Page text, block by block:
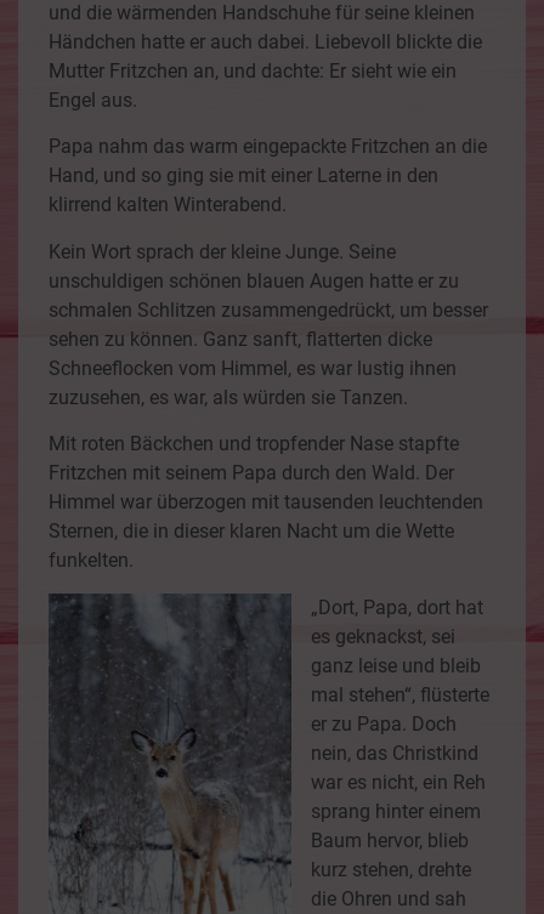
und die wärmenden Handschuhe für seine kleinen
Händchen hatte er auch dabei. Liebevoll blickte die
Mutter Fritzchen an, und dachte: Er sieht wie ein
Engel aus.
Papa nahm das warm eingepackte Fritzchen an die
Hand, und so ging sie mit einer Laterne in den
klirrend kalten Winterabend.
Kein Wort sprach der kleine Junge. Seine
unschuldigen schönen blauen Augen hatte er zu
schmalen Schlitzen zusammengedrückt, um besser
sehen zu können. Ganz sanft, flatterten dicke
Schneeflocken vom Himmel, es war lustig ihnen
zuzusehen, es war, als würden sie Tanzen.
Mit roten Bäckchen und tropfender Nase stapfte
Fritzchen mit seinem Papa durch den Wald. Der
Himmel war überzogen mit tausenden leuchtenden
Sternen, die in dieser klaren Nacht um die Wette
funkelten.
„Dort, Papa, dort hat
es geknackst, sei
ganz leise und bleib
mal stehen“, flüsterte
er zu Papa. Doch
nein, das Christkind
war es nicht, ein Reh
sprang hinter einem
Baum hervor, blieb
kurz stehen, drehte
die Ohren und sah